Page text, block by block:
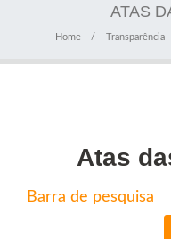
ATAS
Home Transparência
Atas
Barra de pesquisa